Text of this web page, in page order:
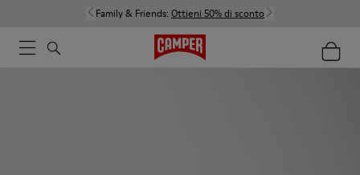
Family & Friends: Ottieni 50% di sconto